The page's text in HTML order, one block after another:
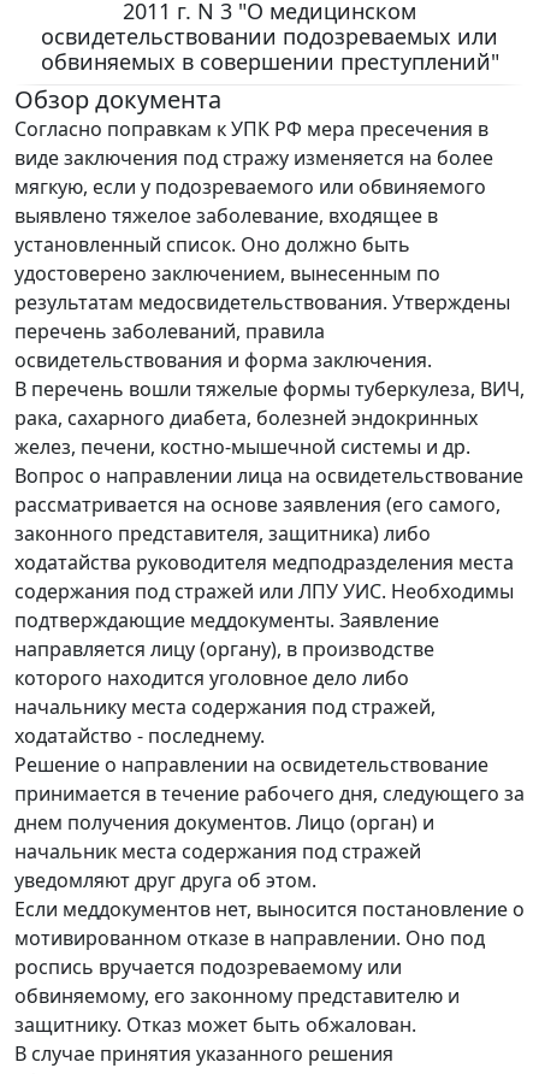
2011 г. N 3 "О медицинском
освидетельствовании подозреваемых или
обвиняемых в совершении преступлений"
Обзор документа
Согласно поправкам к УПК РФ мера пресечения в
виде заключения под стражу изменяется на более
мягкую, если у подозреваемого или обвиняемого
выявлено тяжелое заболевание, входящее в
установленный список. Оно должно быть
удостоверено заключением, вынесенным по
результатам медосвидетельствования. Утверждены
перечень заболеваний, правила
освидетельствования и форма заключения.
В перечень вошли тяжелые формы туберкулеза, ВИЧ,
рака, сахарного диабета, болезней эндокринных
желез, печени, костно-мышечной системы и др.
Вопрос о направлении лица на освидетельствование
рассматривается на основе заявления (его самого,
законного представителя, защитника) либо
ходатайства руководителя медподразделения места
содержания под стражей или ЛПУ УИС. Необходимы
подтверждающие меддокументы. Заявление
направляется лицу (органу), в производстве
которого находится уголовное дело либо
начальнику места содержания под стражей,
ходатайство - последнему.
Решение о направлении на освидетельствование
принимается в течение рабочего дня, следующего за
днем получения документов. Лицо (орган) и
начальник места содержания под стражей
уведомляют друг друга об этом.
Если меддокументов нет, выносится постановление о
мотивированном отказе в направлении. Оно под
роспись вручается подозреваемому или
обвиняемому, его законному представителю и
защитнику. Отказ может быть обжалован.
В случае принятия указанного решения